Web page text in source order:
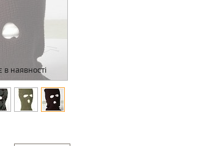
в наявності